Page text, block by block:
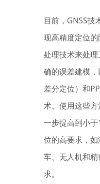
目前，GNSS技
现高精度定位
处理技术来处
确的误差建模
差分定位）和
术。使用这些
一步提高到小
位的高要求，
车、无人机和
求。